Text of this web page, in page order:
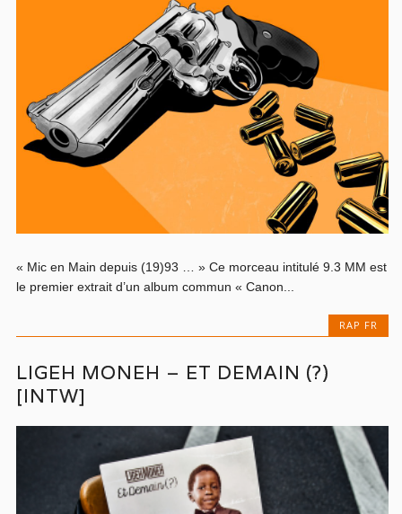
« Mic en Main depuis (19)93 … » Ce morceau intitulé 9.3 MM est
le premier extrait d’un album commun « Canon...
RAP FR
LIGEH MONEH – ET DEMAIN (?)
[INTW]